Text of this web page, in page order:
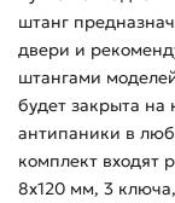
штанг
двери и
штангами
будет закрыта на
антипаники в
комплект входят
8х120 мм, 3